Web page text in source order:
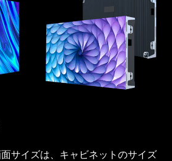
サイズは、キャビネットのサイズ